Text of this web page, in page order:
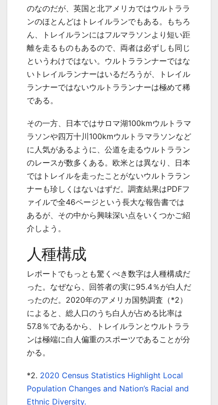
のなのだが、英国と北アメリカではウルトララ
ンのほとんどはトレイルランでもある。もちろ
ん、トレイルランにはフルマラソンより短い距
離を走るものもあるので、両者は必ずしも同じ
というわけではない。ウルトラランナーではな
いトレイルランナーはいるだろうが、トレイル
ランナーではないウルトラランナーは極めて稀
である。
その一方、日本ではサロマ湖100kmウルトラマ
ラソンや四万十川100kmウルトラマラソンなど
に人気があるように、公道を走るウルトララン
のレースが数多くある。欧米とは異なり、日本
ではトレイルを走ったことがないウルトララン
ナーも珍しくはないはずだ。調査結果はPDFフ
ァイルで全46ページという長大な報告書では
あるが、その中から興味深い点をいくつかご紹
介しよう。
人種構成
レポートでもっとも驚くべき数字は人種構成だ
った。なぜなら、回答者の実に95.4％が白人だ
ったのだ。2020年のアメリカ国勢調査（*2）
によると、総人口のうち白人が占める比率は
57.8％であるから、トレイルランとウルトララ
ンは極端に白人偏重のスポーツであることが分
かる。
*2. 2020 Census Statistics Highlight Local
Population Changes and Nation’s Racial and
Ethnic Diversity.